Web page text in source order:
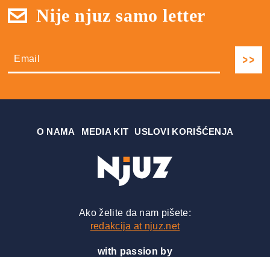
Nije njuz samo letter
О NAMA MEDIA KIT USLOVI KORIŠĆENJA
Ako želite da nam pišete:
redakcija at njuz.net
with passion by